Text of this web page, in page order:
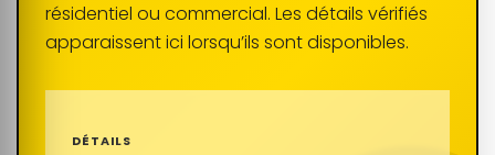
résidentiel ou commercial. Les détails vérifiés
apparaissent ici lorsqu’ils sont disponibles.
DÉTAILS